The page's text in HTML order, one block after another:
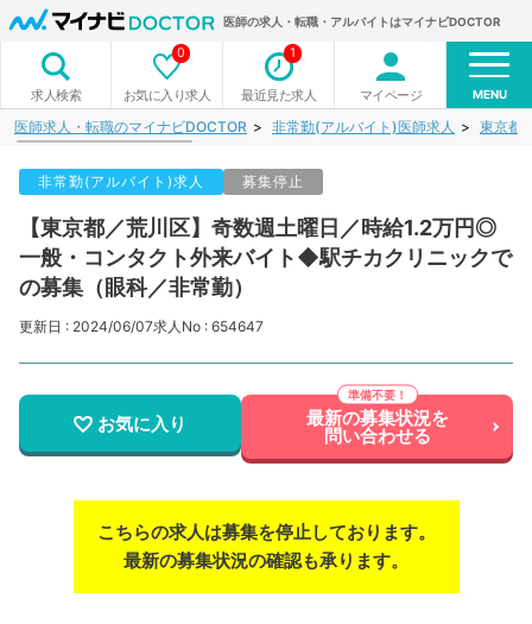
医師の求人・転職・アルバイトはマイナビDOCTOR
求人検索 お気に入り求人
0
最近見た求人
1
マイページ MENU
医師求人・転職のマイナビDOCTOR 非常勤(アルバイト)医師求人 東京都
非常勤(アルバイト)求人 募集停止
【東京都／荒川区】奇数週土曜日／時給1.2万円◎
一般・コンタクト外来バイト◆駅チカクリニックで
の募集（眼科／非常勤）
更新日 : 2024/06/07求人No : 654647
お気に入り 最新の募集状況を
問い合わせる
こちらの求人は募集を停止しております。
最新の募集状況の確認も承ります。